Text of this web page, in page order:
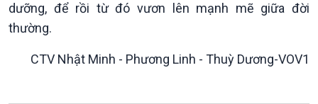
dưỡng, để rồi từ đó vươn lên mạnh mẽ giữa đời
thường.
CTV Nhật Minh - Phương Linh - Thuỳ Dương-VOV1